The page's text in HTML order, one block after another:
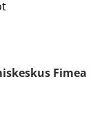
Fimea